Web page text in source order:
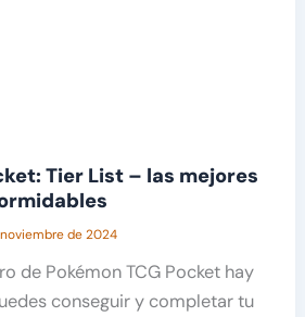
Tier List – las mejores
de 2024
de Pokémon TCG Pocket hay
conseguir y completar tu